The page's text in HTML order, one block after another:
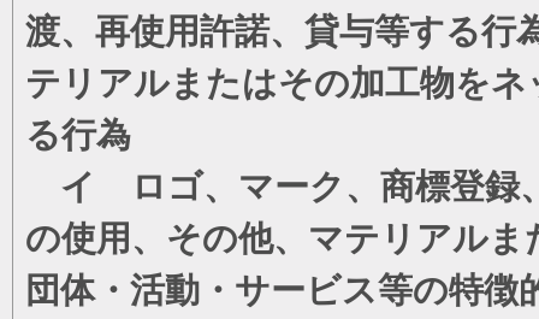
渡、再使用許諾、貸与等する行
テリアルまたはその加工物を
る行為
イ ロゴ、マーク、商標登録
の使用、その他、マテリアル
団体・活動・サービス等の特